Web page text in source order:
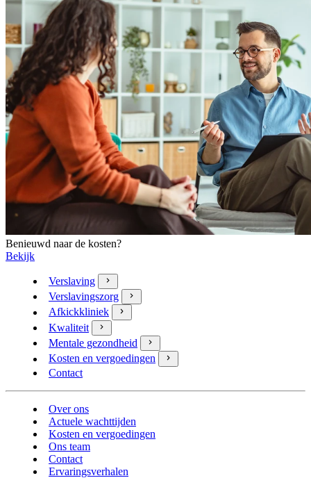
Benieuwd naar de kosten?
Bekijk
Verslaving
Verslavingszorg
Afkickkliniek
Kwaliteit
Mentale gezondheid
Kosten en vergoedingen
Contact
Over ons
Actuele wachttijden
Kosten en vergoedingen
Ons team
Contact
Ervaringsverhalen